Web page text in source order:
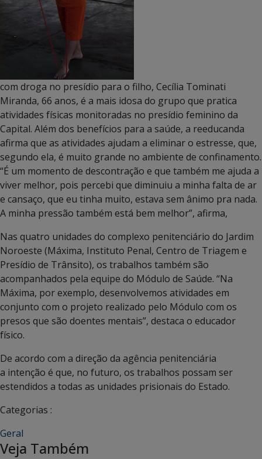
com droga no presídio para o filho, Cecília Tominati
Miranda, 66 anos, é a mais idosa do grupo que pratica
atividades físicas monitoradas no presídio feminino da
Capital. Além dos benefícios para a saúde, a reeducanda
afirma que as atividades ajudam a eliminar o estresse, que,
segundo ela, é muito grande no ambiente de confinamento.
“É um momento de descontração e que também me ajuda a
viver melhor, pois percebi que diminuiu a minha falta de ar
e cansaço, que eu tinha muito, estava sem ânimo pra nada.
A minha pressão também está bem melhor”, afirma,
Nas quatro unidades do complexo penitenciário do Jardim
Noroeste (Máxima, Instituto Penal, Centro de Triagem e
Presídio de Trânsito), os trabalhos também são
acompanhados pela equipe do Módulo de Saúde. “Na
Máxima, por exemplo, desenvolvemos atividades em
conjunto com o projeto realizado pelo Módulo com os
presos que são doentes mentais”, destaca o educador
físico.
De acordo com a direção da agência penitenciária
a intenção é que, no futuro, os trabalhos possam ser
estendidos a todas as unidades prisionais do Estado.
Categorias :
Geral
Veja Também